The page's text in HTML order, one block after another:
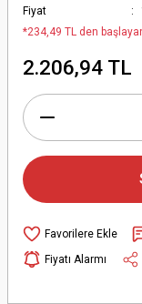
Fiyat
*234,49 TL den
2.206,94 TL
Fiyatı Alarmı